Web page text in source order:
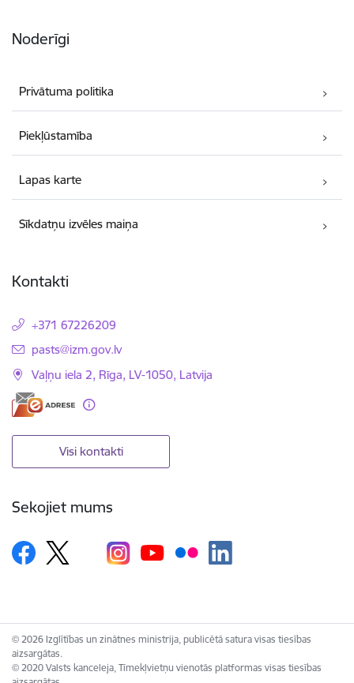
Noderīgi
Privātuma politika
Piekļūstamība
Lapas karte
Sīkdatņu izvēles maiņa
Kontakti
+371 67226209
E-pasts:
pasts@izm.gov.lv
Vaļņu iela 2, Rīga, LV-1050, Latvija
Visi kontakti
Sekojiet mums
© 2026 Izglītības un zinātnes ministrija, publicētā satura visas tiesības
aizsargātas.
© 2020 Valsts kanceleja, Tīmekļvietņu vienotās platformas visas tiesības